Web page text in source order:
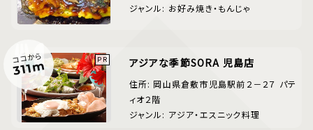
ジャンル: お好み焼き・もんじゃ
ココから
311m アジアな季節SORA 児島店
住所: 岡山県倉敷市児島駅前２－２７ パテ
ィオ２階
ジャンル: アジア・エスニック料理